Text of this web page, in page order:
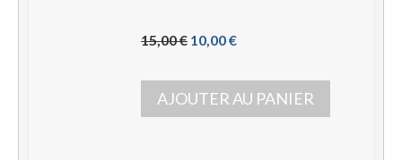
15,00 € L
p
r
i
10,00 €L
p
r
i
AJOUTER AU PANIER